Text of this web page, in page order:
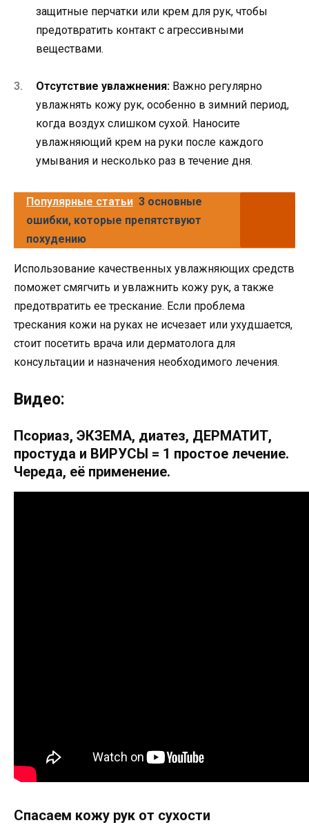
защитные перчатки или крем для рук, чтобы
предотвратить контакт с агрессивными
веществами.
Отсутствие увлажнения: Важно регулярно
увлажнять кожу рук, особенно в зимний период,
когда воздух слишком сухой. Наносите
увлажняющий крем на руки после каждого
умывания и несколько раз в течение дня.
Популярные статьи 3 основные
ошибки, которые препятствуют
похудению
Использование качественных увлажняющих средств
поможет смягчить и увлажнить кожу рук, а также
предотвратить ее трескание. Если проблема
трескания кожи на руках не исчезает или ухудшается,
стоит посетить врача или дерматолога для
консультации и назначения необходимого лечения.
Видео:
Псориаз, ЭКЗЕМА, диатез, ДЕРМАТИТ,
простуда и ВИРУСЫ = 1 простое лечение.
Череда, её применение.
Спасаем кожу рук от сухости